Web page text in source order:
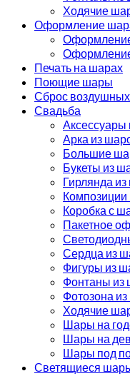
Ходячие
Оформление
Печать на шарах
Поющие шары
Сброс
Свадьба
Аксессуары
Арка из
Большие
Букеты из
Гирлянда
Композиции
Коробка с
Пакетное
Сердца из
Фигуры из
Фонтаны из
Фотозона
Ходячие
Шары на
Шары на
Шары под
Светящиеся